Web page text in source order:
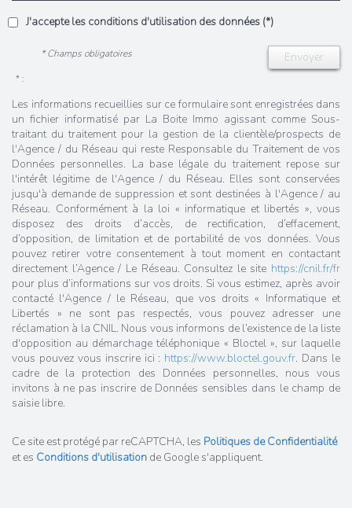
J'accepte les conditions d'utilisation des données (*)
Envoyer
* Champs obligatoires
* :
Les informations recueillies sur ce formulaire sont enregistrées dans
un fichier informatisé par La Boite Immo agissant comme Sous-
traitant du traitement pour la gestion de la clientèle/prospects de
l'Agence / du Réseau qui reste Responsable du Traitement de vos
Données personnelles. La base légale du traitement repose sur
l'intérêt légitime de l'Agence / du Réseau. Elles sont conservées
jusqu'à demande de suppression et sont destinées à l'Agence / au
Réseau. Conformément à la loi « informatique et libertés », vous
disposez des droits d’accès, de rectification, d’effacement,
d’opposition, de limitation et de portabilité de vos données. Vous
pouvez retirer votre consentement à tout moment en contactant
directement l’Agence / Le Réseau. Consultez le site https://cnil.fr/fr
pour plus d’informations sur vos droits. Si vous estimez, après avoir
contacté l'Agence / le Réseau, que vos droits « Informatique et
Libertés » ne sont pas respectés, vous pouvez adresser une
réclamation à la CNIL. Nous vous informons de l’existence de la liste
d'opposition au démarchage téléphonique « Bloctel », sur laquelle
vous pouvez vous inscrire ici : https://www.bloctel.gouv.fr. Dans le
cadre de la protection des Données personnelles, nous vous
invitons à ne pas inscrire de Données sensibles dans le champ de
saisie libre.
Ce site est protégé par reCAPTCHA, les Politiques de Confidentialité
et es Conditions d'utilisation de Google s'appliquent.